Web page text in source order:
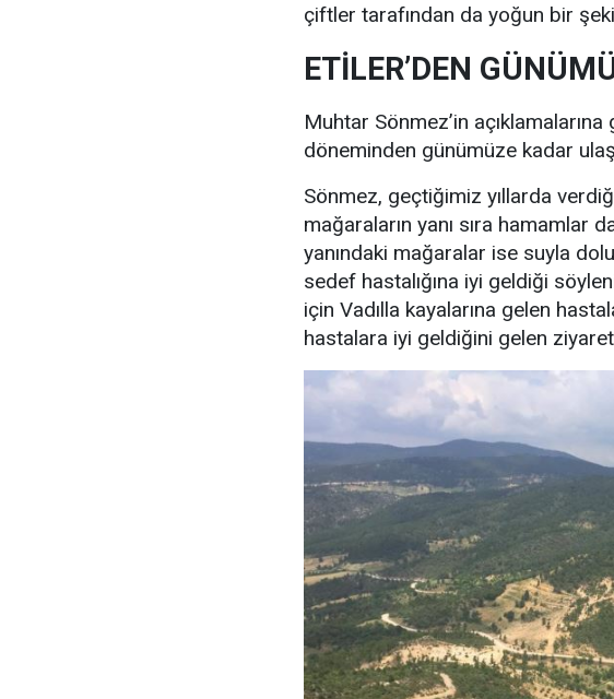
çiftler tarafından da yoğun bir
ETİLER’DEN
Muhtar Sönmez’in açıklamalarına
döneminden günümüze kadar
Sönmez, geçtiğimiz yıllarda
mağaraların yanı sıra hamamlar
yanındaki mağaralar ise suyla
sedef hastalığına iyi geldiği
için Vadılla kayalarına gelen
hastalara iyi geldiğini gelen